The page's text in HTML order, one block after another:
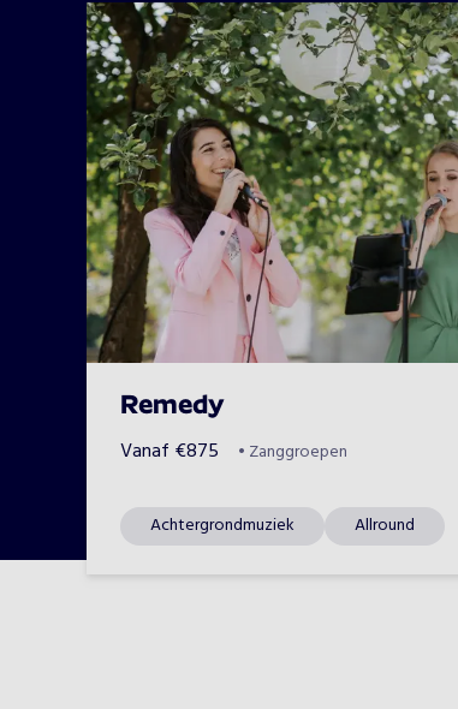
Remedy
Vanaf €875 • Zanggroepen
Achtergrondmuziek Allround